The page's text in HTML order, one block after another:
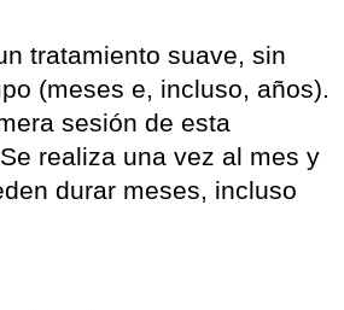
tratamiento suave, sin
(meses e, incluso, años).
sesión de esta
realiza una vez al mes y
durar meses, incluso